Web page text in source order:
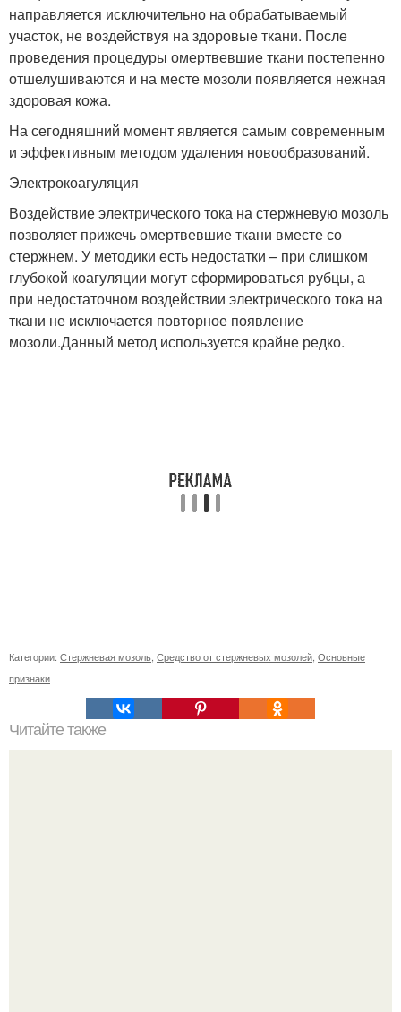
направляется исключительно на обрабатываемый
участок, не воздействуя на здоровые ткани. После
проведения процедуры омертвевшие ткани постепенно
отшелушиваются и на месте мозоли появляется нежная
здоровая кожа.
На сегодняшний момент является самым современным
и эффективным методом удаления новообразований.
Электрокоагуляция
Воздействие электрического тока на стержневую мозоль
позволяет прижечь омертвевшие ткани вместе со
стержнем. У методики есть недостатки – при слишком
глубокой коагуляции могут сформироваться рубцы, а
при недостаточном воздействии электрического тока на
ткани не исключается повторное появление
мозоли.Данный метод используется крайне редко.
Категории: Стержневая мозоль Средство от стержневых мозолей Основные
признаки
Читайте также